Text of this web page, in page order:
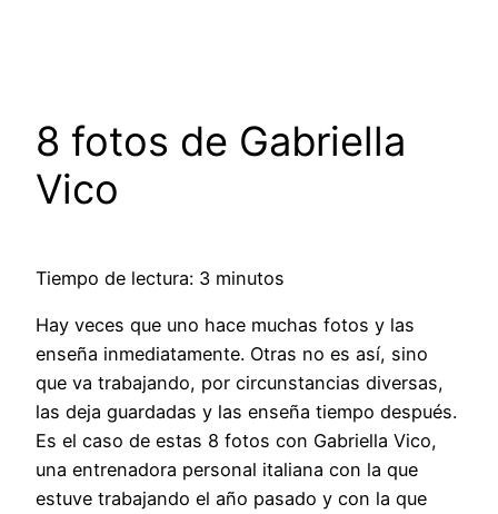
8 fotos de Gabriella
Vico
Tiempo de lectura: 3 minutos
Hay veces que uno hace muchas fotos y las
enseña inmediatamente. Otras no es así, sino
que va trabajando, por circunstancias diversas,
las deja guardadas y las enseña tiempo después.
Es el caso de estas 8 fotos con Gabriella Vico,
una entrenadora personal italiana con la que
estuve trabajando el año pasado y con la que